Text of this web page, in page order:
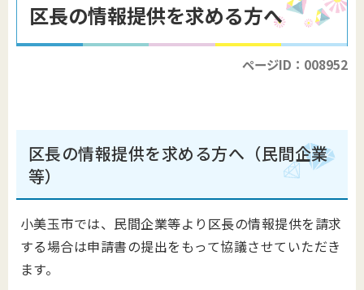
区長の情報提供を求める方へ
ページID：008952
区長の情報提供を求める方へ（民間企業
等）
小美玉市では、民間企業等より区長の情報提供を請求
する場合は申請書の提出をもって協議させていただき
ます。